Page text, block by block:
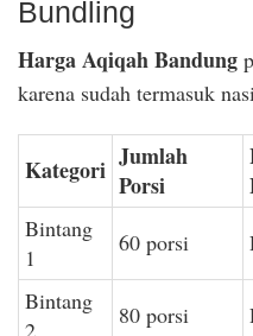
Bundling
Harga Aqiqah Bandung
karena sudah termasuk
Kategori Jumlah
Porsi
Bintang
1
60 porsi
Bintang
2
80 porsi